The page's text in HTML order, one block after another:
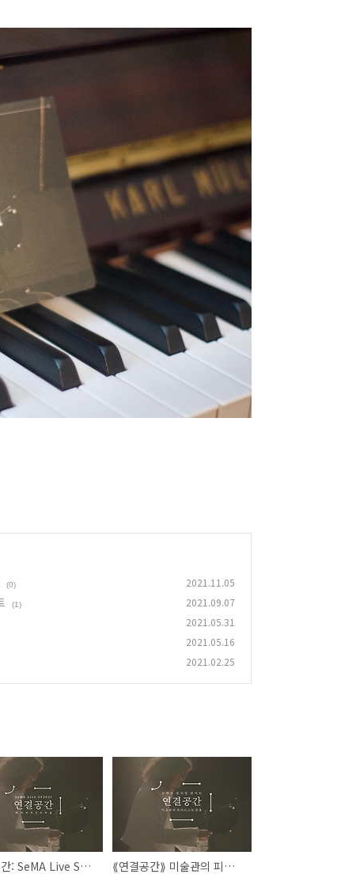
(0) 2021.11.05
(1) 2021.09.07
2021.05.31
2021.05.16
2021.02.25
⟪연결공간: SeMA Live SF2021⟫ 음원 발매 ⟪연결공간⟫ 미술관의 피아니스트 문용 | 온택트 뮤지엄 콘서트